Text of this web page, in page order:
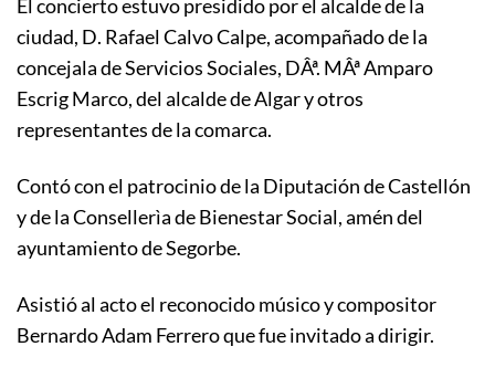
El concierto estuvo presidido por el alcalde de la
ciudad, D. Rafael Calvo Calpe, acompañado de la
concejala de Servicios Sociales, DÂª. MÂª Amparo
Escrig Marco, del alcalde de Algar y otros
representantes de la comarca.
Contó con el patrocinio de la Diputación de Castellón
y de la Consellerìa de Bienestar Social, amén del
ayuntamiento de Segorbe.
Asistió al acto el reconocido músico y compositor
Bernardo Adam Ferrero que fue invitado a dirigir.